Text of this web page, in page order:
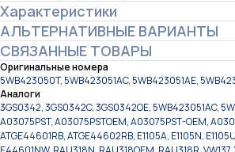
Характеристики
АЛЬТЕРНАТИВНЫЕ ВАРИАНТЫ
СВЯЗАННЫЕ ТОВАРЫ
Оригинальные номера
5WB423050T, 5WB423051AC, 5WB423051AE,
Аналоги
3GS0342, 3GS0342C, 3GS0342OE, 5WB423051AC,
A03075PST, A03075PSTOEM, A03075PST-OEM,
ATGE44601RB, ATGE44602RB, E1105A, E1105N,